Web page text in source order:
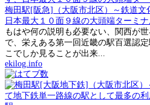
梅田駅[阪急]（大阪市北区）～鉄道文
日本最大１０面９線の大頭端ターミナ
もはや何の説明も必要ない、関西が
で、栄えある第一回近畿の駅百選認
こでしか見ることが出来...
ekilog.info